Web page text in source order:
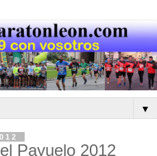
▼
Payuelo 2012